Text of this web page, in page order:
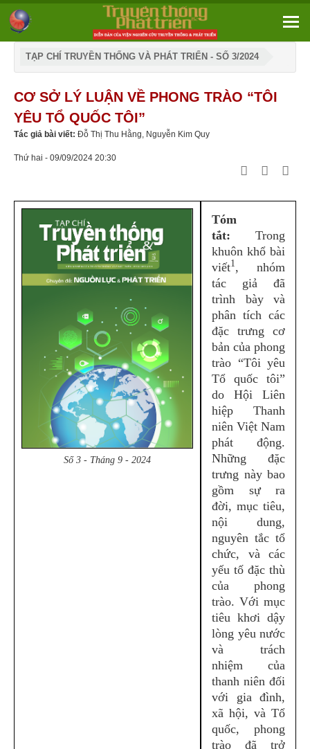
TẠP CHÍ TRUYỀN THỐNG VÀ PHÁT TRIỂN - SỐ 3/2024
CƠ SỞ LÝ LUẬN VỀ PHONG TRÀO “TÔI
YÊU TỔ QUỐC TÔI”
Tác giả bài viết: Đỗ Thị Thu Hằng, Nguyễn Kim Quy
Thứ hai - 09/09/2024 20:30
Số 3 - Tháng 9 - 2024
Tóm
tắt: Trong
khuôn khổ bài
viết1, nhóm
tác giả đã
trình bày và
phân tích các
đặc trưng cơ
bản của phong
trào “Tôi yêu
Tổ quốc tôi”
do Hội Liên
hiệp Thanh
niên Việt Nam
phát động.
Những đặc
trưng này bao
gồm sự ra
đời, mục tiêu,
nội dung,
nguyên tắc tổ
chức, và các
yếu tố đặc thù
của phong
trào. Với mục
tiêu khơi dậy
lòng yêu nước
và trách
nhiệm của
thanh niên đối
với gia đình,
xã hội, và Tổ
quốc, phong
trào đã trở